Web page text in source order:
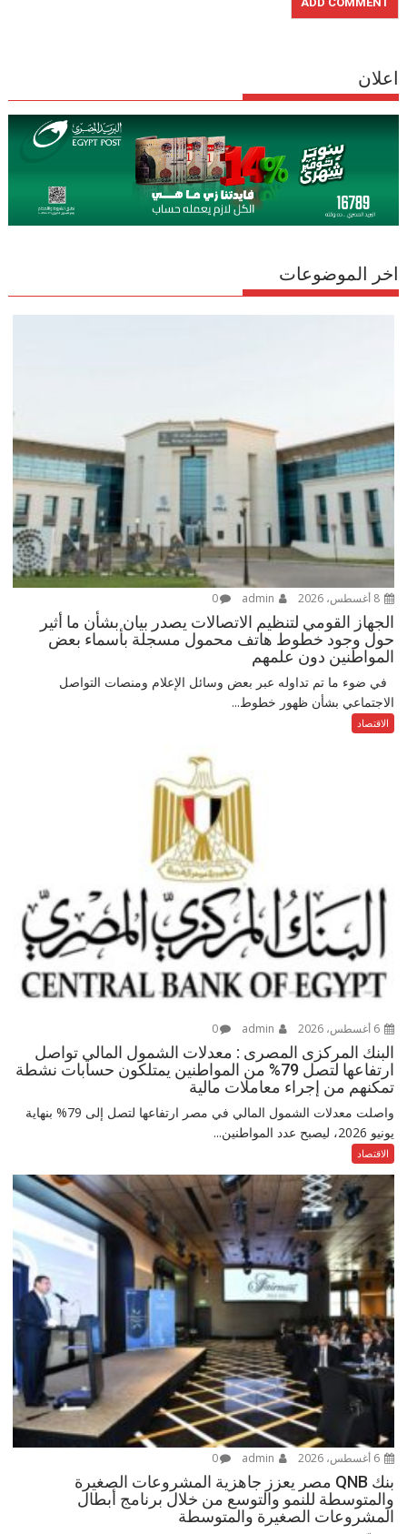
اعلان
اخر الموضوعات
8 أغسطس، 2026 0
الجهاز القومي لتنظيم الاتصالات يصدر بيان بشأن ما أثير
حول وجود خطوط هاتف محمول مسجلة بأسماء بعض
المواطنين دون علمهم
في ضوء ما تم تداوله عبر بعض وسائل الإعلام ومنصات التواصل
الاجتماعي بشأن ظهور خطوط...
الاقتصاد
6 أغسطس، 2026 0
البنك المركزى المصرى : معدلات الشمول المالي تواصل
ارتفاعها لتصل 79% من المواطنين يمتلكون حسابات نشطة
تمكنهم من إجراء معاملات مالية
واصلت معدلات الشمول المالي في مصر ارتفاعها لتصل إلى 79% بنهاية
يونيو 2026، ليصبح عدد المواطنين...
الاقتصاد
6 أغسطس، 2026 0
بنك QNB مصر يعزز جاهزية المشروعات الصغيرة
والمتوسطة للنمو والتوسع من خلال برنامج أبطال
المشروعات الصغيرة والمتوسطة